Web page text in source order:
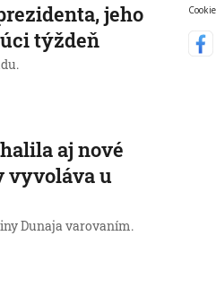
jeho
týždeň
aj nové
vyvoláva u
Dunaja varovaním.